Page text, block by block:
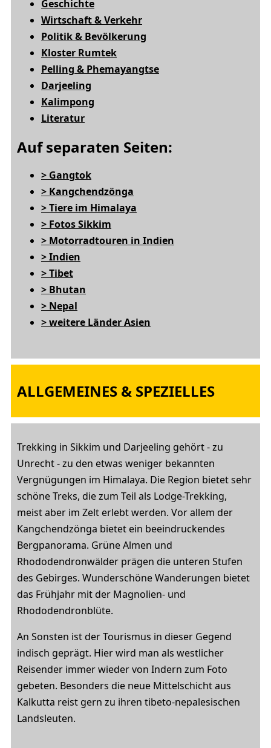
Geschichte
Wirtschaft & Verkehr
Politik & Bevölkerung
Kloster Rumtek
Pelling & Phemayangtse
Darjeeling
Kalimpong
Literatur
Auf separaten Seiten:
> Gangtok
> Kangchendzönga
> Tiere im Himalaya
> Fotos Sikkim
> Motorradtouren in Indien
> Indien
> Tibet
> Bhutan
> Nepal
> weitere Länder Asien
ALLGEMEINES & SPEZIELLES
Trekking in Sikkim und Darjeeling gehört - zu
Unrecht - zu den etwas weniger bekannten
Vergnügungen im Himalaya. Die Region bietet sehr
schöne Treks, die zum Teil als Lodge-Trekking,
meist aber im Zelt erlebt werden. Vor allem der
Kangchendzönga bietet ein beeindruckendes
Bergpanorama. Grüne Almen und
Rhododendronwälder prägen die unteren Stufen
des Gebirges. Wunderschöne Wanderungen bietet
das Frühjahr mit der Magnolien- und
Rhododendronblüte.
An Sonsten ist der Tourismus in dieser Gegend
indisch geprägt. Hier wird man als westlicher
Reisender immer wieder von Indern zum Foto
gebeten. Besonders die neue Mittelschicht aus
Kalkutta reist gern zu ihren tibeto-nepalesischen
Landsleuten.